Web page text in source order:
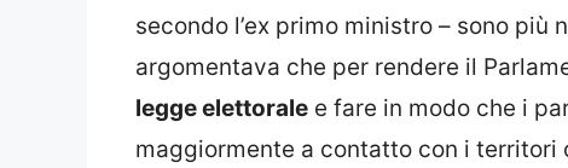
secondo l’ex primo ministro – sono più
argomentava che per rendere il
legge elettorale e fare in modo che i
maggiormente a contatto con i territori